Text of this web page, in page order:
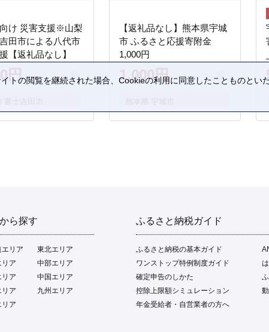
け 災害支援※山梨
田市による八代市
【返礼品なし】
円
【返礼品なし】熊本県宇城
市 ふるさと応援寄附金
1,000円
1,000円
ら探す
リア
東北エリア
リア
中部エリア
リア
中国エリア
リア
九州エリア
リア
ふるさと納税ガイド
ふるさと納税の基本ガイド
ワンストップ特例制度ガイド
確定申告のしかた
控除上限額シミュレーション
年金受給者・自営業者の方へ
トの閲覧を継続された場合、Cookieの利用に同意したことものとい